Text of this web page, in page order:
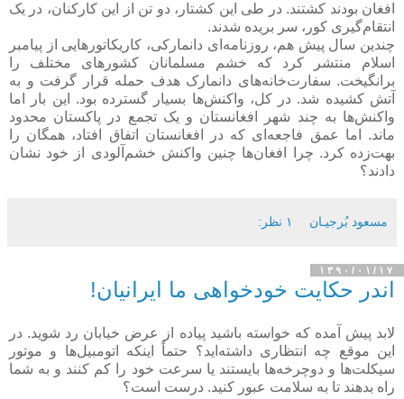
افغان بودند کشتند. در طی این کشتار، دو تن از این کارکنان، در یک
انتقام‌گیری کور، سر بریده شدند.
چندین سال پیش هم، روزنامه‌ای دانمارکی، کاریکاتورهایی از پیامبر
اسلام منتشر کرد که خشم مسلمانان کشورهای مختلف را
برانگیخت. سفارت‌خانه‌های دانمارک هدف حمله قرار گرفت و به
آتش کشیده شد. در کل، واکنش‌ها بسیار گسترده بود. این بار اما
واکنش‌ها به چند شهر افغانستان و یک تجمع در پاکستان محدود
ماند. اما عمق فاجعه‌ای که در افغانستان اتفاق افتاد، همگان را
بهت‌زده کرد. چرا افغان‌ها چنین واکنش خشم‌آلودی از خود نشان
دادند؟
مسعود بُرجيـان ۱ نظر:
۱۳۹۰/۰۱/۱۷
اندر حکایت خودخواهی ما ایرانیان!
لابد پیش آمده که خواسته باشید پیاده از عرض خیابان رد شوید. در
این موقع چه انتظاری داشته‌اید؟ حتماً اینکه اتومبیل‌ها و موتور
سیکلت‌ها و دوچرخه‌ها بایستند یا سرعت خود را کم کنند و به شما
راه بدهند تا به سلامت عبور کنید. درست است؟